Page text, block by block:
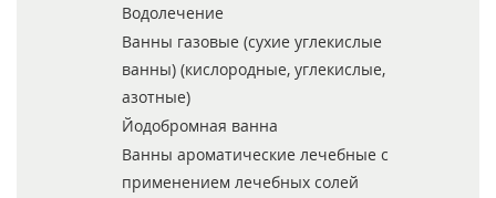
Водолечение
Ванны газовые (сухие углекислые
ванны) (кислородные, углекислые,
азотные)
Йодобромная ванна
Ванны ароматические лечебные с
применением лечебных солей